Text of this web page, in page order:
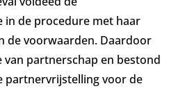
in de procedure met haar
de voorwaarden. Daardoor
van partnerschap en bestond
partnervrijstelling voor de